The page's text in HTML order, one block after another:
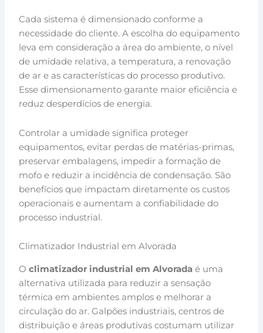
Cada sistema é dimensionado conforme a
necessidade do cliente. A escolha do equipamento
leva em consideração a área do ambiente, o nível
de umidade relativa, a temperatura, a renovação
de ar e as características do processo produtivo.
Esse dimensionamento garante maior eficiência e
reduz desperdícios de energia.
Controlar a umidade significa proteger
equipamentos, evitar perdas de matérias-primas,
preservar embalagens, impedir a formação de
mofo e reduzir a incidência de condensação. São
benefícios que impactam diretamente os custos
operacionais e aumentam a confiabilidade do
processo industrial.
Climatizador Industrial em Alvorada
Oclimatizador industrial em Alvorada é uma
alternativa utilizada para reduzir a sensação
térmica em ambientes amplos e melhorar a
circulação do ar. Galpões industriais, centros de
distribuição e áreas produtivas costumam utilizar